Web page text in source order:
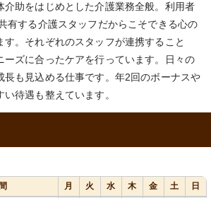
介助をはじめとした介護業務全般。利用者
有する介護スタッフだからこそできる心の
。それぞれのスタッフが連携すること
ーズに合ったケアを行っています。日々の
長も見込める仕事です。年2回のボーナスや
待遇も整えています。
月 火 水 木 金 土
日